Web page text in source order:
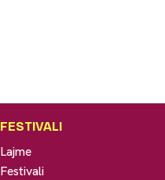
FESTIVALI
Lajme
Festivali